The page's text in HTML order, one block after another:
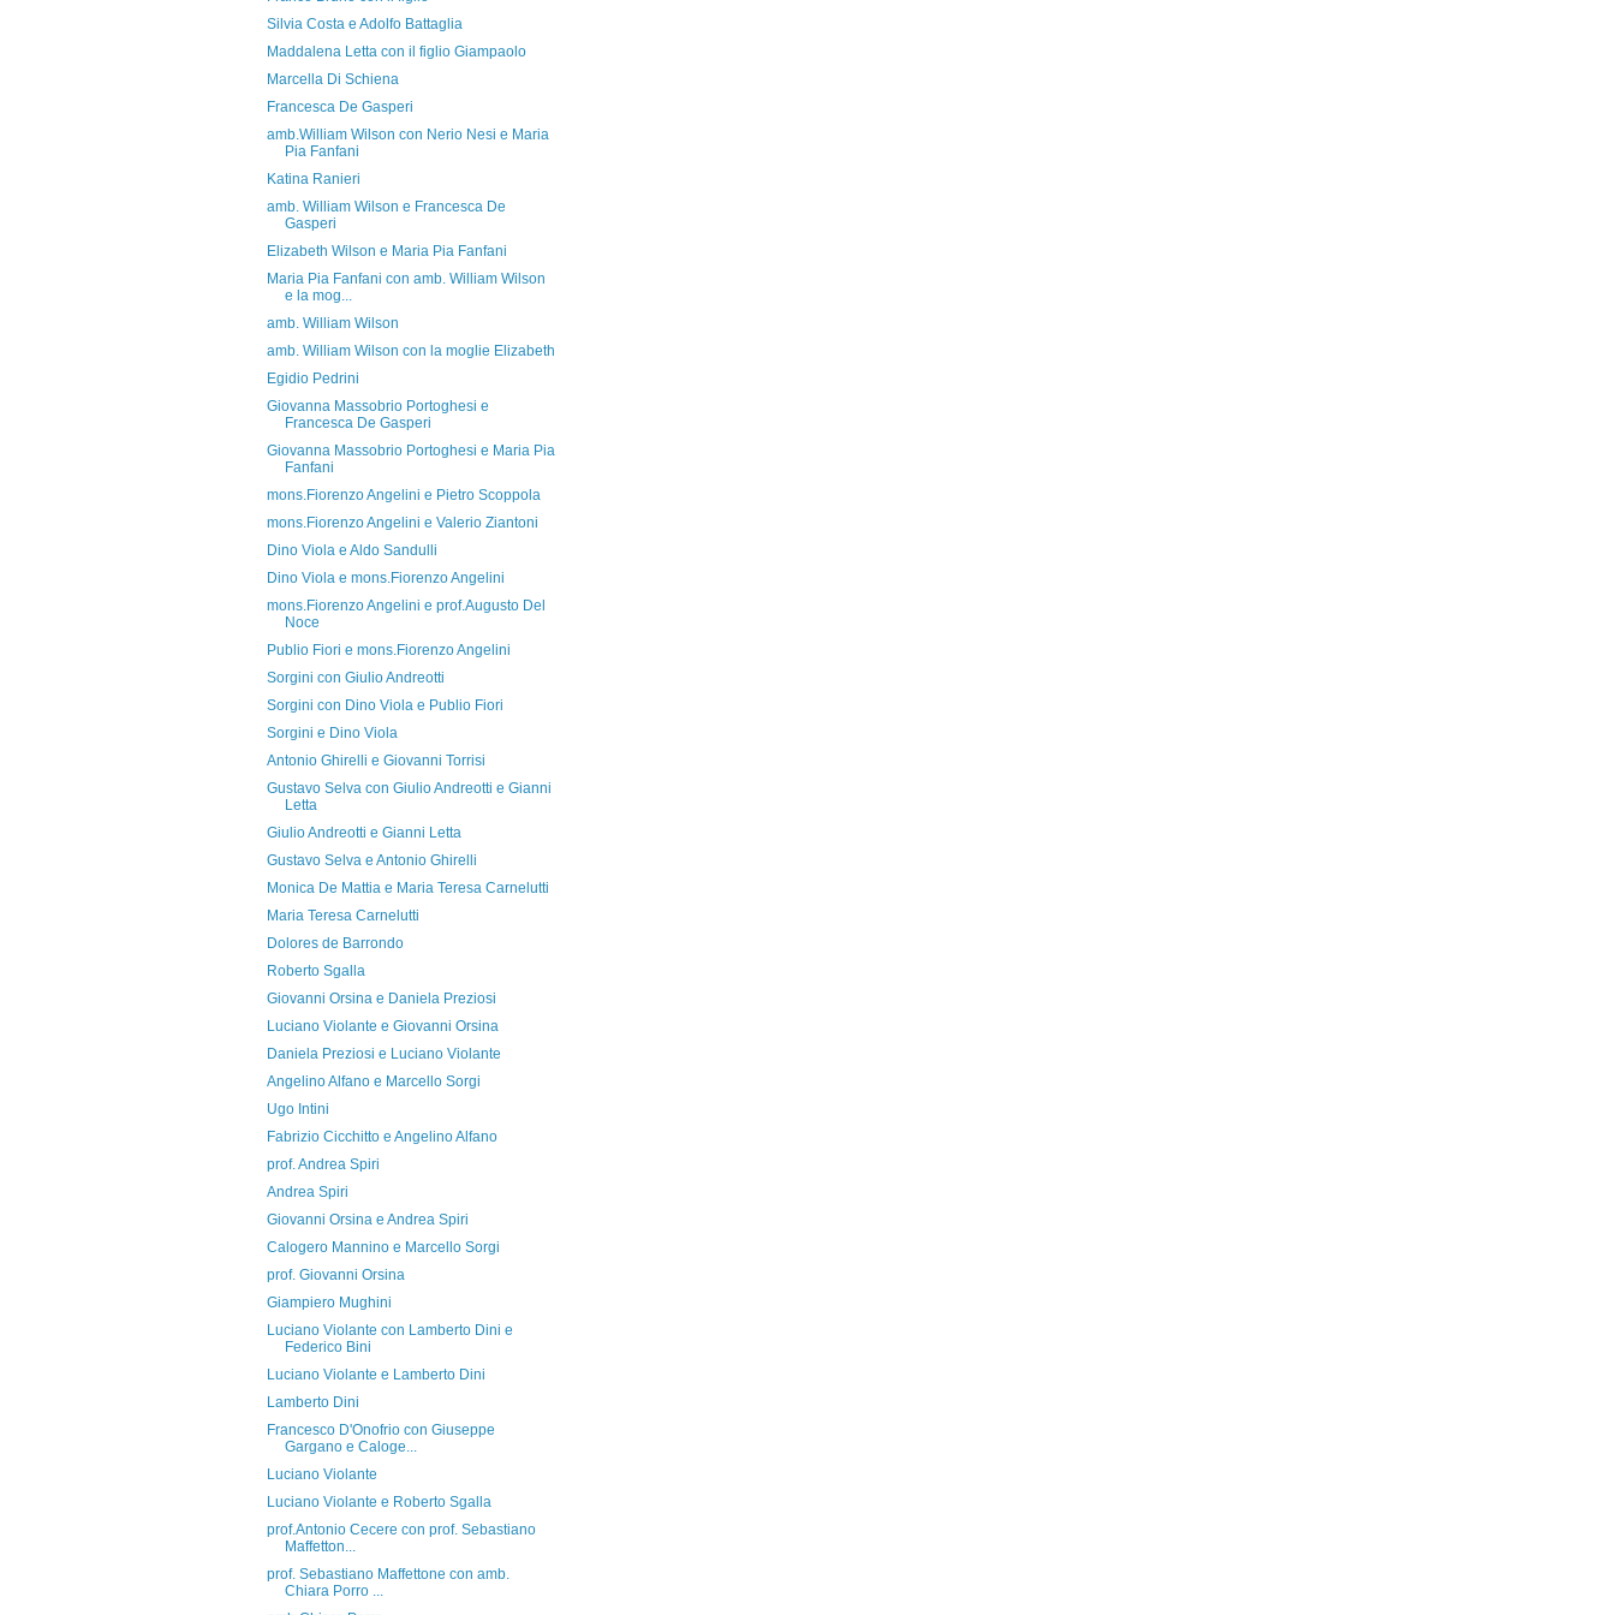
Silvia Costa e Adolfo Battaglia
Maddalena Letta con il figlio Giampaolo
Marcella Di Schiena
Francesca De Gasperi
amb.William Wilson con Nerio Nesi e Maria
Pia Fanfani
Katina Ranieri
amb. William Wilson e Francesca De
Gasperi
Elizabeth Wilson e Maria Pia Fanfani
Maria Pia Fanfani con amb. William Wilson
e la mog...
amb. William Wilson
amb. William Wilson con la moglie Elizabeth
Egidio Pedrini
Giovanna Massobrio Portoghesi e
Francesca De Gasperi
Giovanna Massobrio Portoghesi e Maria Pia
Fanfani
mons.Fiorenzo Angelini e Pietro Scoppola
mons.Fiorenzo Angelini e Valerio Ziantoni
Dino Viola e Aldo Sandulli
Dino Viola e mons.Fiorenzo Angelini
mons.Fiorenzo Angelini e prof.Augusto Del
Noce
Publio Fiori e mons.Fiorenzo Angelini
Sorgini con Giulio Andreotti
Sorgini con Dino Viola e Publio Fiori
Sorgini e Dino Viola
Antonio Ghirelli e Giovanni Torrisi
Gustavo Selva con Giulio Andreotti e Gianni
Letta
Giulio Andreotti e Gianni Letta
Gustavo Selva e Antonio Ghirelli
Monica De Mattia e Maria Teresa Carnelutti
Maria Teresa Carnelutti
Dolores de Barrondo
Roberto Sgalla
Giovanni Orsina e Daniela Preziosi
Luciano Violante e Giovanni Orsina
Daniela Preziosi e Luciano Violante
Angelino Alfano e Marcello Sorgi
Ugo Intini
Fabrizio Cicchitto e Angelino Alfano
prof. Andrea Spiri
Andrea Spiri
Giovanni Orsina e Andrea Spiri
Calogero Mannino e Marcello Sorgi
prof. Giovanni Orsina
Giampiero Mughini
Luciano Violante con Lamberto Dini e
Federico Bini
Luciano Violante e Lamberto Dini
Lamberto Dini
Francesco D'Onofrio con Giuseppe
Gargano e Caloge...
Luciano Violante
Luciano Violante e Roberto Sgalla
prof.Antonio Cecere con prof. Sebastiano
Maffetton...
prof. Sebastiano Maffettone con amb.
Chiara Porro ...